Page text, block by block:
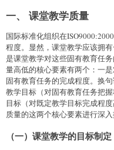
一、 课堂教学质量
国际标准化组织在
程度。显然，课堂教学应该拥
是课堂教学对这些固有教育任
量高低的核心要素有两个：一
固有教育任务的完成程度。换
教学目标（对固有教育任务把
目标（对既定教学目标完成程
质量的这两个核心要素进行深入
（一）课堂教学的目标制定